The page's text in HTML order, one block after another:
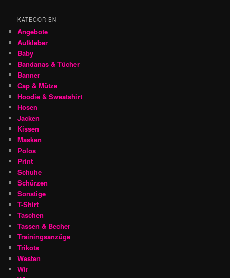
KATEGORIEN
Angebote
Aufkleber
Baby
Bandanas & Tücher
Banner
Cap & Mütze
Hoodie & Sweatshirt
Hosen
Jacken
Kissen
Masken
Polos
Print
Schuhe
Schürzen
Sonstige
T-Shirt
Taschen
Tassen & Becher
Trainingsanzüge
Trikots
Westen
Wir